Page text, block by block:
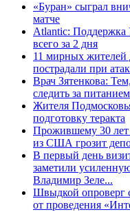
«Буран» сыграл
матче
Atlantic:
всего за 2 дня
11 мирных жителей
пострадали при
Врач Зятенкова:
следить за питанием
Жителя
подготовку теракта
Прожившему 30
из США грозит
В первый день
заметили
Владимир Зеле...
Швыдкой опроверг
от проведения